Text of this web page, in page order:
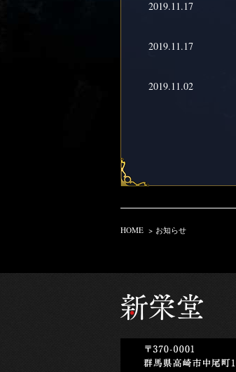
2019.11.17
2019.11.17
2019.11.02
HOME > お知らせ